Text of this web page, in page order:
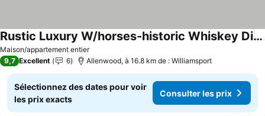
Maison/appartement entier
Rustic Luxury W/horses-historic Whiskey Distillery
Consulter les prix
9,7 Excellent 6 Allenwood, à 16.8 km de : Williamsport
Sélectionnez des dates pour voir
les prix exacts
Consulter les prix